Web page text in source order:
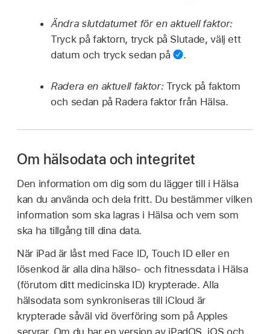
Ändra slutdatumet för en aktuell faktor:
Tryck på faktorn, tryck på Slutade, välj ett
datum och tryck sedan på
.
Radera en aktuell faktor: Tryck på faktorn
och sedan på Radera faktor från Hälsa.
Om hälsodata och integritet
Den information om dig som du lägger till i Hälsa
kan du använda och dela fritt. Du bestämmer vilken
information som ska lagras i Hälsa och vem som
ska ha tillgång till dina data.
När iPad är låst med Face ID, Touch ID eller en
lösenkod är alla dina hälso- och fitnessdata i Hälsa
(förutom ditt medicinska ID) krypterade. Alla
hälsodata som synkroniseras till iCloud är
krypterade såväl vid överföring som på Apples